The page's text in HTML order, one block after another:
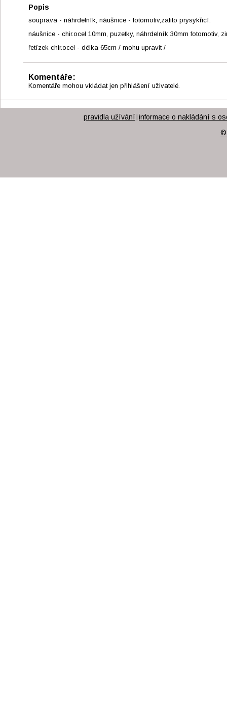
Popis
souprava - náhrdelník, náušnice - fotomotiv,zalito prysykřicí.
náušnice - chir.ocel 10mm, puzetky, náhrdelník 30mm fotomotiv,
řetízek chir.ocel - délka 65cm / mohu upravit /
Komentáře:
Komentáře mohou vkládat jen přihlášení uživatelé.
pravidla užívání informace o nakládání s
©